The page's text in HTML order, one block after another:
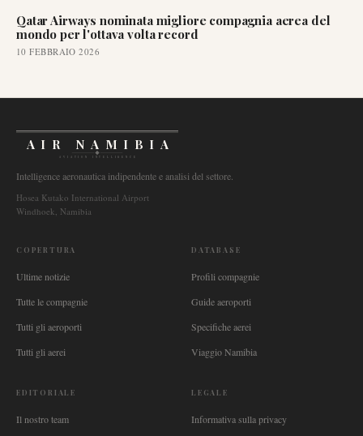
Qatar Airways nominata migliore compagnia aerea del
mondo per l'ottava volta record
10 FEBBRAIO 2026
AIR NAMIBIA
AVIATION INTELLIGENCE
Intelligence aeronautica indipendente e analisi del settore.
Hosea Kutako International Airport
Windhoek, Namibia
COPERTURA
Ultime notizie
Tutte le compagnie
Tutti gli aeroporti
Tutti gli aerei
DATABASE
Profili compagnie
Guide aeroporti
Specifiche aerei
Viaggio Namibia
EDITORIALE
Il nostro team
LEGALE
Informativa sulla privacy